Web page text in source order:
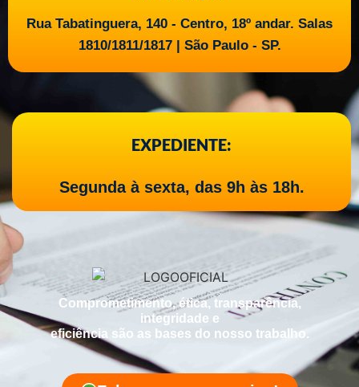
Rua Tabatinguera, 140 - Centro, 18º andar. Salas
1810/1811/1817 | São Paulo - SP.
EXPEDIENTE:
Segunda à sexta, das 9h às 18h.
Comprometimento, ética, transparência,
integridade e
eficiência são as bases do nosso trabalho.